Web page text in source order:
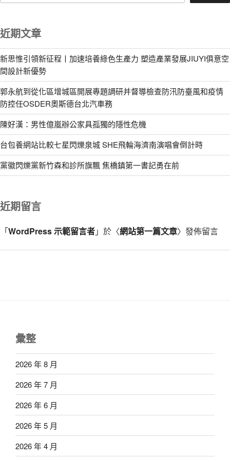
近期文章
新思惟引領新征程丨加速培養綠色生產力 塑造產業發展JIUYI俱意空
間設計新優勢
郭永航到從化區增城區開展專題調研并督導檢查防汛防臺風和疫情
防控任OSDER奧斯德台北汽車務
陳好漢：男性億嵐辦公家具孤獨的隱性危機
台包養網站比較七星閃爍泉城 SHE飛輪海濟南演唱會倒計時
黨徽閃爍黨新竹森和診所旗飄 焦橋鎮第一書記勇在前
近期留言
「WordPress 示範留言者」於〈網站第一篇文章〉發佈留言
彙整
2026 年 8 月
2026 年 7 月
2026 年 6 月
2026 年 5 月
2026 年 4 月